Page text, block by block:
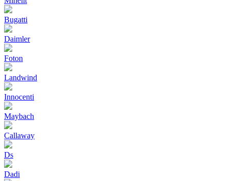
Bugatti
Daimler
Foton
Landwind
Innocenti
Maybach
Callaway
Ds
Dadi